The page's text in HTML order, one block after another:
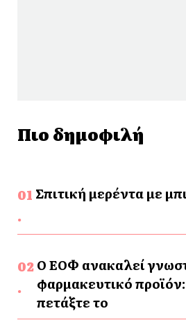
Πιο δημοφιλή
Σπιτική μερέντα με
Ο ΕΟΦ ανακαλεί
φαρμακευτικό
πετάξτε το